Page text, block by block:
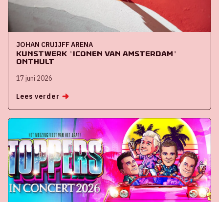
JOHAN CRUIJFF ARENA
Kunstwerk 'iconen van Amsterdam'
onthult
17 juni 2026
Lees verder